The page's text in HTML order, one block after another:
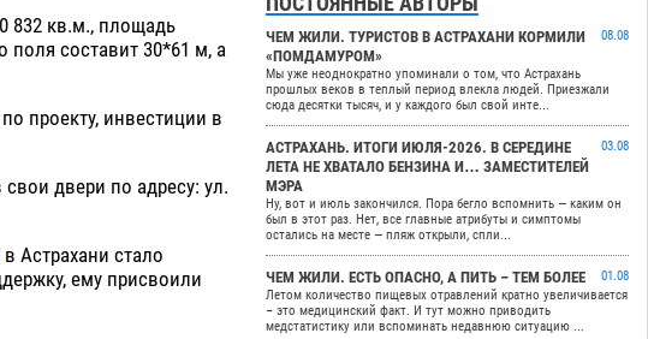
832 кв.м., площадь
составит 30*61 м, а
проекту, инвестиции в
двери по адресу: ул.
в Астрахани стало
ему присвоили
ЧЕМ ЖИЛИ. ТУРИСТОВ В АСТРАХАНИ КОРМИЛИ
«ПОМДАМУРОМ»
08.08
Мы уже неоднократно упоминали о том, что Астрахань
прошлых веков в теплый период влекла людей. Приезжали
сюда десятки тысяч, и у каждого был свой инте...
АСТРАХАНЬ. ИТОГИ ИЮЛЯ-2026. В СЕРЕДИНЕ
ЛЕТА НЕ ХВАТАЛО БЕНЗИНА И… ЗАМЕСТИТЕЛЕЙ
МЭРА
03.08
Ну, вот и июль закончился. Пора бегло вспомнить — каким он
был в этот раз. Нет, все главные атрибуты и симптомы
остались на месте — пляж открыли, спли...
ЧЕМ ЖИЛИ. ЕСТЬ ОПАСНО, А ПИТЬ – ТЕМ БОЛЕЕ
01.08
Летом количество пищевых отравлений кратно увеличивается
– это медицинский факт. И тут можно приводить
медстатистику или вспоминать недавнюю ситуацию ...